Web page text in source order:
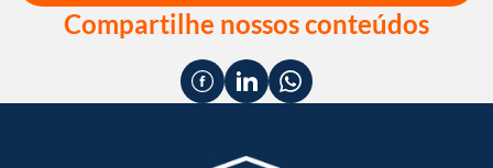
Compartilhe nossos conteúdos